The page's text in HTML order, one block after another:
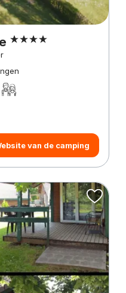
van de camping